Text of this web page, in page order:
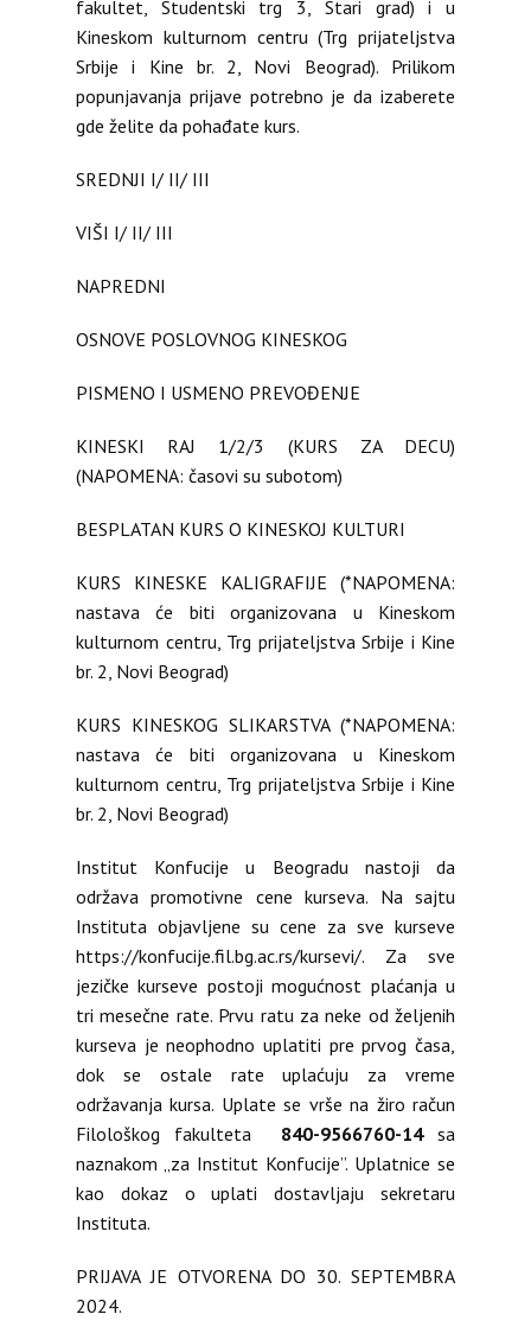
fakultet, Studentski trg 3, Stari grad) i u
Kineskom kulturnom centru (Trg prijateljstva
Srbije i Kine br. 2, Novi Beograd). Prilikom
popunjavanja prijave potrebno je da izaberete
gde želite da pohađate kurs.
SREDNJI I/ II/ III
VIŠI I/ II/ III
NAPREDNI
OSNOVE POSLOVNOG KINESKOG
PISMENO I USMENO PREVOĐENJE
KINESKI RAJ 1/2/3 (KURS ZA DECU)
(NAPOMENA: časovi su subotom)
BESPLATAN KURS O KINESKOJ KULTURI
KURS KINESKE KALIGRAFIJE (*NAPOMENA:
nastava će biti organizovana u Kineskom
kulturnom centru, Trg prijateljstva Srbije i Kine
br. 2, Novi Beograd)
KURS KINESKOG SLIKARSTVA (*NAPOMENA:
nastava će biti organizovana u Kineskom
kulturnom centru, Trg prijateljstva Srbije i Kine
br. 2, Novi Beograd)
Institut Konfucije u Beogradu nastoji da
održava promotivne cene kurseva. Na sajtu
Instituta objavljene su cene za sve kurseve
https://konfucije.fil.bg.ac.rs/kursevi/. Za sve
jezičke kurseve postoji mogućnost plaćanja u
tri mesečne rate. Prvu ratu za neke od željenih
kurseva je neophodno uplatiti pre prvog časa,
dok se ostale rate uplaćuju za vreme
održavanja kursa. Uplate se vrše na žiro račun
Filološkog fakulteta
840-9566760-14sa
naznakom „za Institut Konfucije”. Uplatnice se
kao dokaz o uplati dostavljaju sekretaru
Instituta.
PRIJAVA JE OTVORENA DO 30. SEPTEMBRA
2024.